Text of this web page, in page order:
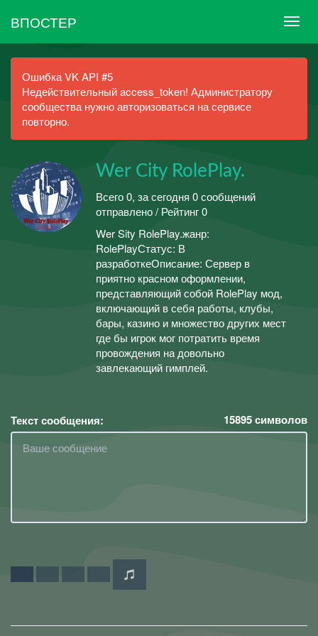
ВПОСТЕР
Ошибка VK API #5
Недействительный access_token! Администратору
сообщества нужно авторизоваться на сервисе
повторно.
Wer Сity RolePlay.
Всего 0, за сегодня 0 сообщений
отправлено / Рейтинг 0
Wer Sity RolePlay.жанр:
RolePlayСтатус: В
разработкеОписание: Сервер в
приятно красном оформлении,
представляющий собой RolePlay мод,
включающий в себя работы, клубы,
бары, казино и множество других мест
где бы игрок мог потратить время
провождения на довольно
завлекающий гимплей.
Текст сообщения: 15895символов